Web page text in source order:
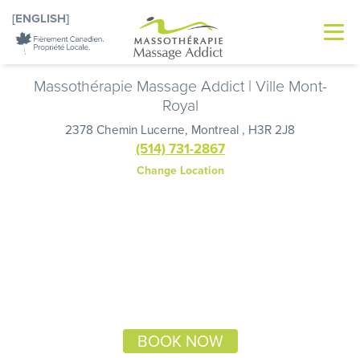
[ENGLISH]
Massothérapie Massage Addict | Ville Mont-
Royal
2378 Chemin Lucerne, Montreal , H3R 2J8
(514) 731-2867
Change Location
BOOK NOW